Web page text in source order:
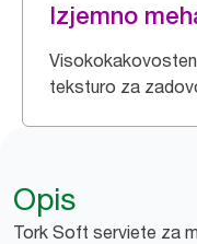
Izjemno
teksturo za
Opis
Tork Soft serviete za